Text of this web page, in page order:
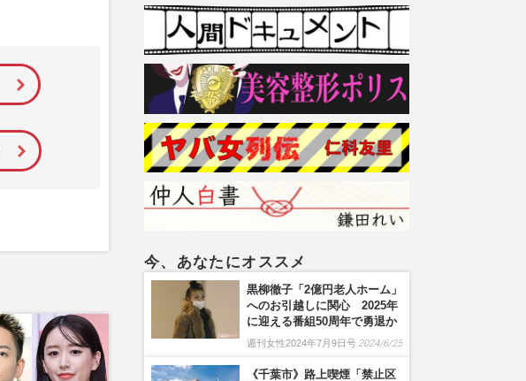
今、あなたにオススメ
黒柳徹子「2億円老人ホーム」
へのお引越しに関心 2025年
に迎える番組50周年で勇退か
週刊女性2024年7月9日号 2024/6/25
《千葉市》路上喫煙「禁止区